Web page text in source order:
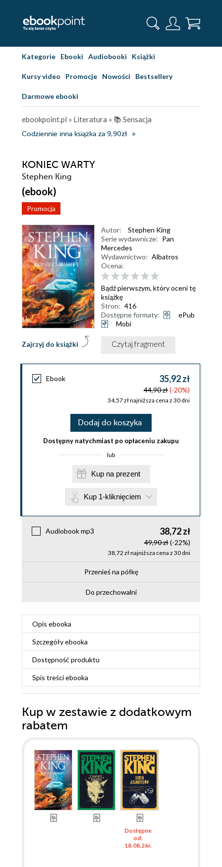
Kategorie Ebooki Audiobooki Książki
Kursy video Promocje Nowości Bestsellery
Darmowe ebooki
ebookpoint.pl » Literatura » 📚 Sensacja
Codziennie inna książka za 9,90zł
KONIEC WARTY
Stephen King
(ebook)
Promocja
Zajrzyj do książki
Autor:
Stephen King
Serie wydawnicze: Pan
Mercedes
Wydawnictwo: Albatros
Ocena:
Bądź pierwszym, który oceni tę
książkę
Stron: 416
Dostępne formaty:
ePub
Mobi
Czytaj fragment
Ebook 35,92 zł
44,90 zł(-20%)
34,57 zł najniższa cena z 30 dni
Dodaj do koszyka
Dostępny natychmiast po opłaceniu zakupu
lub
Kup na prezent
Kup 1-kliknięciem
Audiobook mp3 38,72 zł
49,90 zł(-22%)
38,72 zł najniższa cena z 30 dni
Przenieś na półkę
Do przechowalni
Opis ebooka
Szczegółyebooka
Dostępność produktu
Spis treściebooka
Kup w zestawie z dodatkowym
rabatem
Dostępne
od:
18.08.26r.